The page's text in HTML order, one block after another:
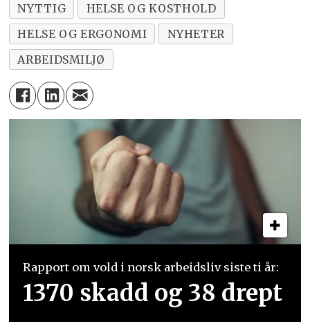
NYTTIG
HELSE OG KOSTHOLD
HELSE OG ERGONOMI
NYHETER
ARBEIDSMILJØ
Rapport om vold i norsk arbeidsliv siste ti år:
1370 skadd og 38 drept